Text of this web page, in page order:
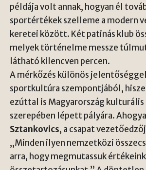
példája volt annak, hogyan él
sportértékek szelleme a modern
keretei között. Két patinás klub
melyek történelme messze
látható kilencven percen.
A mérkőzés különös
sportkultúra szempontjából,
ezúttal is Magyarország
szerepében lépett pályára.
Sztankovics, a csapat
„Minden ilyen nemzetközi
arra, hogy megmutassuk